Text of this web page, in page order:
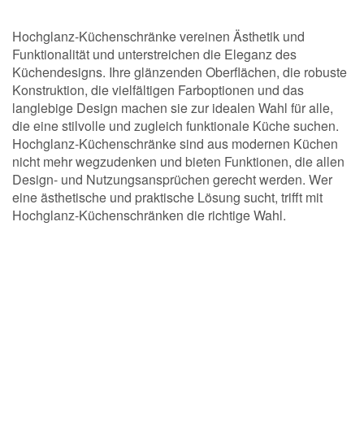
Hochglanz-Küchenschränke vereinen Ästhetik und
Funktionalität und unterstreichen die Eleganz des
Küchendesigns. Ihre glänzenden Oberflächen, die robuste
Konstruktion, die vielfältigen Farboptionen und das
langlebige Design machen sie zur idealen Wahl für alle,
die eine stilvolle und zugleich funktionale Küche suchen.
Hochglanz-Küchenschränke sind aus modernen Küchen
nicht mehr wegzudenken und bieten Funktionen, die allen
Design- und Nutzungsansprüchen gerecht werden. Wer
eine ästhetische und praktische Lösung sucht, trifft mit
Hochglanz-Küchenschränken die richtige Wahl.